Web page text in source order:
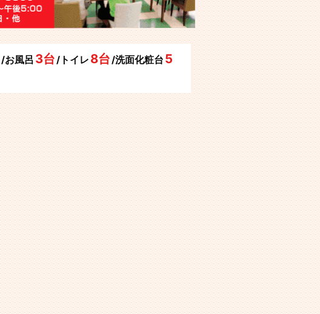
/お風呂 3台/トイレ 8台/洗面化粧台 5